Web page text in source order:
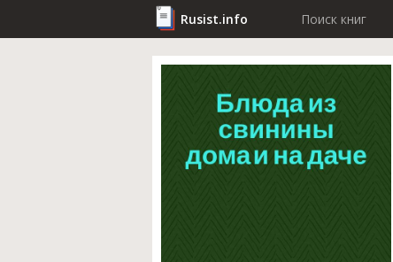
Rusist.info Поиск книг